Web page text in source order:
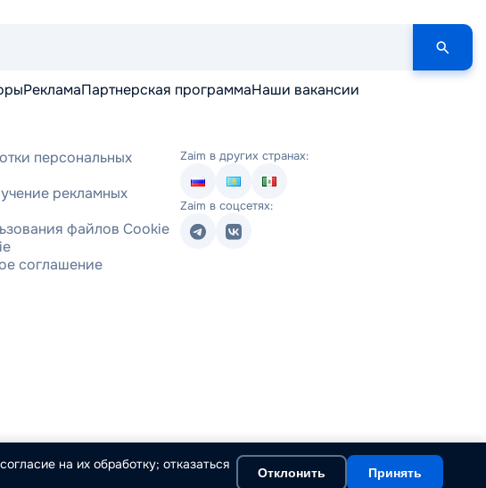
РекламаПартнерская программаНаши вакансии
персональных
рекламных
файлов Cookie
соглашение
Zaim в других странах:
Zaim в соцсетях:
на их обработку; отказаться
Отклонить Принять